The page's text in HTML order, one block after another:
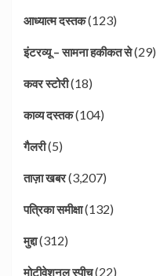
आध्यात्म दस्तक(123)
इंटरव्यू – सामना हकीकत से(29)
कवर स्टोरी(18)
काव्य दस्तक(104)
गैलरी(5)
ताज़ा खबर(3,207)
पत्रिका समीक्षा(132)
मुद्दा(312)
मोटीवेशनल स्पीच(22)